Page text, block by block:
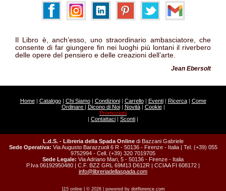
Il Libro è, anch’esso, uno straordinario ambasciatore, che
consente di far giungere fin nei luoghi più lontani il riverbero
delle opere del pensiero e delle creazioni dell’arte.
Jean Ebersolt
Home| Catalogo| Chi Siamo| Condizioni| Carrello| Eventi| Ricerca| Come
Ordinare | Dicono di Noi| Novità| Cookie|
Promozioni
| Contattaci | Sconti |
L.d.S. - Libreria della Spada Online di Bazzani Gabriele
Sede Operativa: Via Augusto Barazzuoli 6 R - 50136 - Firenze - Italia | Tel. (+39) 055
9752994 - Cell. (+39) 320 7019705
Sede Legale: Via Adriano Mari, 5 - 50136 - Firenze - Italia
P.Iva 06192950480 | C.F. BZZ GRL 69M13 D612R | CCIAA FI 608172 |
info@libreriadellaspada.com
115 online | © 2026 | powered by dotflorence.com